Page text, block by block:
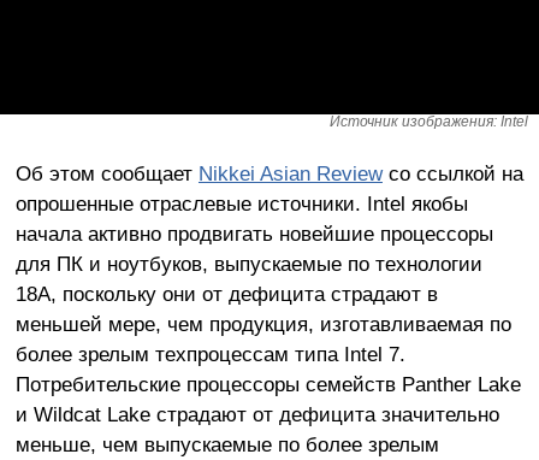
Источник изображения: Intel
Об этом сообщает Nikkei Asian Reviewсо ссылкой на
опрошенные отраслевые источники. Intel якобы
начала активно продвигать новейшие процессоры
для ПК и ноутбуков, выпускаемые по технологии
18A, поскольку они от дефицита страдают в
меньшей мере, чем продукция, изготавливаемая по
более зрелым техпроцессам типа Intel 7.
Потребительские процессоры семейств Panther Lake
и Wildcat Lake страдают от дефицита значительно
меньше, чем выпускаемые по более зрелым